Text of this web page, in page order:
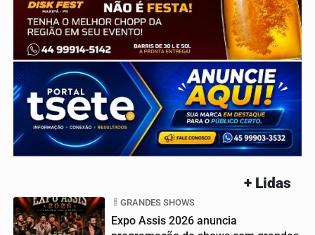
+ Lidas
GRANDES SHOWS
Expo Assis 2026 anuncia